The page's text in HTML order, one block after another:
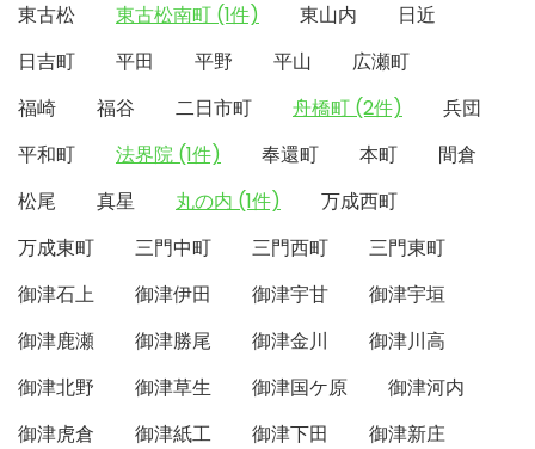
東古松
東古松南町 (1件) 東山内
日近
日吉町
平田 平野 平山
広瀬町
福崎
福谷 二日市町 舟橋町 (2件)
兵団
平和町
法界院 (1件) 奉還町 本町
間倉
松尾
真星 丸の内 (1件)
万成西町
万成東町
三門中町 三門西町
三門東町
御津石上
御津伊田 御津宇甘
御津宇垣
御津鹿瀬
御津勝尾 御津金川
御津川高
御津北野
御津草生 御津国ケ原
御津河内
御津虎倉
御津紙工 御津下田
御津新庄